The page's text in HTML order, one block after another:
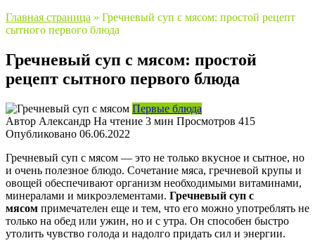
Главная страница » Гречневый суп с мясом: простой рецепт
сытного первого блюда
Гречневый суп с мясом: простой
рецепт сытного первого блюда
Первые блюда
Автор Александр На чтение 3 мин Просмотров 415
Опубликовано 06.06.2022
Гречневый суп с мясом — это не только вкусное и сытное, но
и очень полезное блюдо. Сочетание мяса, гречневой крупы и
овощей обеспечивают организм необходимыми витаминами,
минералами и микроэлементами. Гречневый суп с
мясом примечателен еще и тем, что его можно употреблять не
только на обед или ужин, но и с утра. Он способен быстро
утолить чувство голода и надолго придать сил и энергии.